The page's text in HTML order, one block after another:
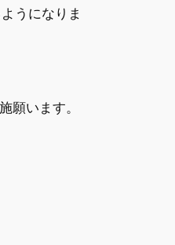
うになりま
願います。